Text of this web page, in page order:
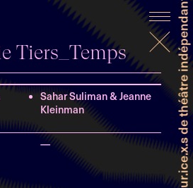
Tiers_Temps
Sahar Suliman & Jeanne
Kleinman
—